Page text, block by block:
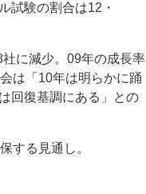
試験の割合は12・
に減少。09年の成長率
は「10年は明らかに踊
回復基調にある」との
する見通し。